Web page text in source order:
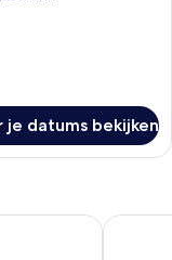
je datums bekijken